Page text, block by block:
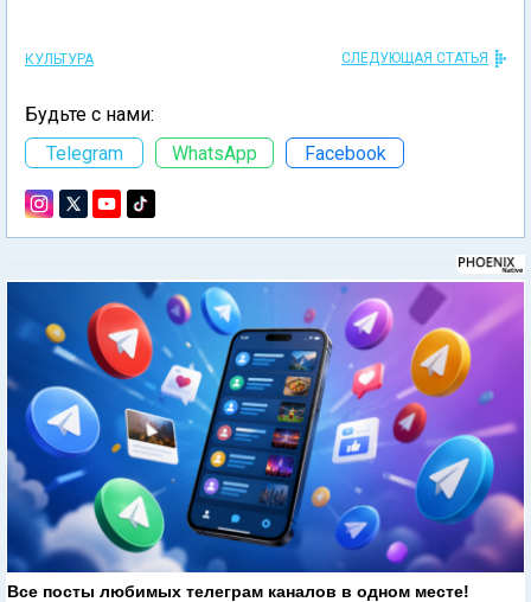
КУЛЬТУРА СЛЕДУЮЩАЯ СТАТЬЯ
Будьте с нами:
Telegram
WhatsApp Facebook
Все посты любимых телеграм каналов в одном месте!